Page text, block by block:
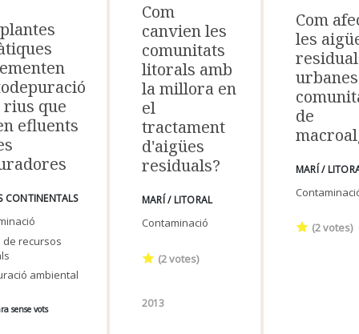
rius que
efluents
CONTINENTALS
de recursos
ambiental
sense vots
Com
canvien les
comunitats
litorals amb
la millora en
el
tractament
d'aigües
residuals?
MARÍ / LITORAL
Contaminació
(2votes)
2013
Com
les
de
MARÍ /
(2votes)